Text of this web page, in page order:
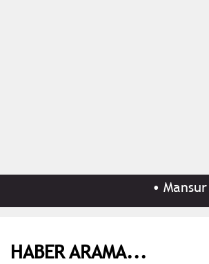
Mansur
HABER ARAMA...